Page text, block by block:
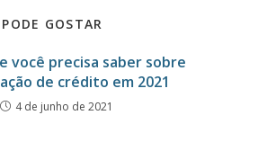
GOSTAR
você precisa saber sobre
de crédito em 2021
4 de junho de 2021